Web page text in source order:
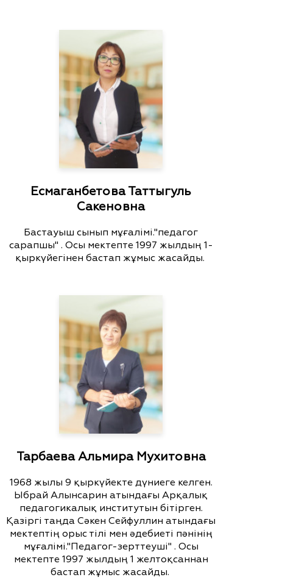
Есмаганбетова Таттыгуль
Сакеновна
Бастауыш сынып мұғалімі."педагог
сарапшы" . Осы мектепте 1997 жылдың 1-
қыркүйегінен бастап жұмыс жасайды.
Тарбаева Альмира Мухитовна
1968 жылы 9 қыркүйекте дүниеге келген.
Ыбрай Алынсарин атындағы Арқалық
педагогикалық институтын бітірген.
Қазіргі таңда Сәкен Сейфуллин атындағы
мектептің орыс тілі мен әдебиеті пәнінің
мұғалімі."Педагог-зерттеуші" . Осы
мектепте 1997 жылдың 1 желтоқсаннан
бастап жұмыс жасайды.